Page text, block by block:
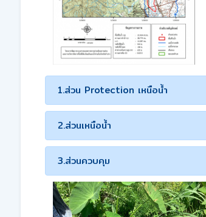
1.ส่วน Protection เหนือน้ำ
2.ส่วนเหนือน้ำ
3.ส่วนควบคุม